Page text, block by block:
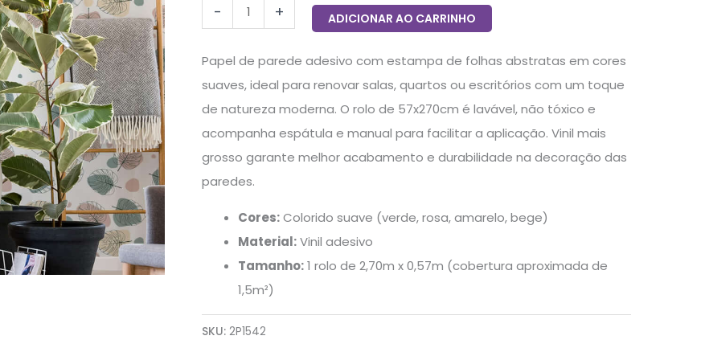
- + ADICIONAR AO CARRINHO
Papel de parede adesivo com estampa de folhas abstratas em cores
suaves, ideal para renovar salas, quartos ou escritórios com um toque
de natureza moderna. O rolo de 57x270cm é lavável, não tóxico e
acompanha espátula e manual para facilitar a aplicação. Vinil mais
grosso garante melhor acabamento e durabilidade na decoração das
paredes.
Cores:Colorido suave (verde, rosa, amarelo, bege)
Material:Vinil adesivo
Tamanho:1 rolo de 2,70m x 0,57m (cobertura aproximada de
1,5m²)
SKU:2P1542